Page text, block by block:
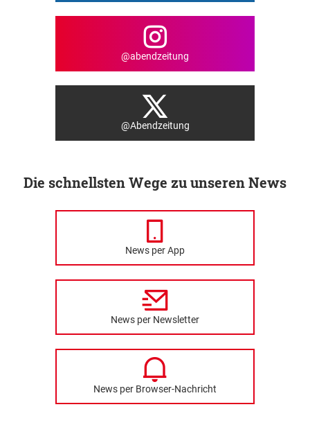
@abendzeitung
@Abendzeitung
Die schnellsten Wege zu unseren News
News per App
News per Newsletter
News per Browser-Nachricht